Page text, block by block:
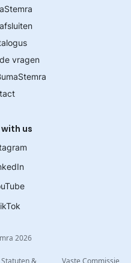
vragen
us
2026